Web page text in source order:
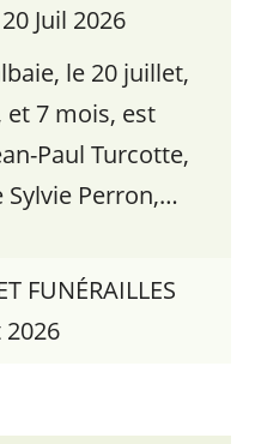
Juil 2026
le 20 juillet,
et 7 mois, est
Paul Turcotte,
Perron,…
FUNÉRAILLES
2026